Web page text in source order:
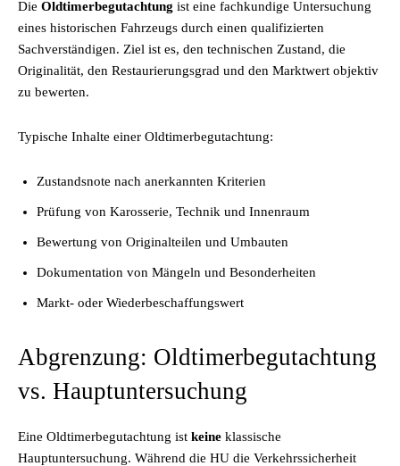
Die Oldtimerbegutachtung ist eine fachkundige Untersuchung
eines historischen Fahrzeugs durch einen qualifizierten
Sachverständigen. Ziel ist es, den technischen Zustand, die
Originalität, den Restaurierungsgrad und den Marktwert objektiv
zu bewerten.
Typische Inhalte einer Oldtimerbegutachtung:
Zustandsnote nach anerkannten Kriterien
Prüfung von Karosserie, Technik und Innenraum
Bewertung von Originalteilen und Umbauten
Dokumentation von Mängeln und Besonderheiten
Markt- oder Wiederbeschaffungswert
Abgrenzung: Oldtimerbegutachtung
vs. Hauptuntersuchung
Eine Oldtimerbegutachtung ist keine klassische
Hauptuntersuchung. Während die HU die Verkehrssicherheit